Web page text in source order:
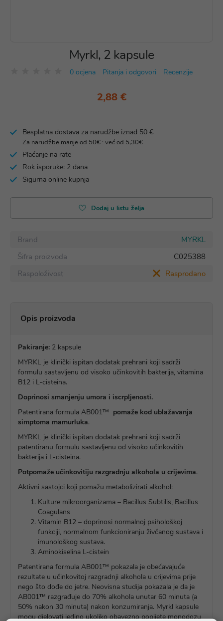
Myrkl, 2 kapsule
0 ocjena Pitanja i odgovori Recenzije
2,88 €
Besplatna dostava za narudžbe iznad 50 €
Za narudžbe manje od 50€ : već od 5,30€
Plaćanje na rate
Rok isporuke: 2 dana
Sigurna online kupnja
Dodaj u listu želja
Brand
MYRKL
Šifra proizvoda
C025388
Raspoloživost
Rasprodano
Opis proizvoda
Pakiranje: 2 kapsule
MYRKL je klinički ispitan dodatak prehrani koji sadrži
formulu sastavljenu od visoko učinkovitih bakterija, vitamina
B12 i L-cisteina.
Doprinosi smanjenju umora i iscrpljenosti.
Patentirana formula AB001™ pomaže kod ublažavanja
simptoma mamurluka.
MYRKL je klinički ispitan dodatak prehrani koji sadrži
patentiranu formulu sastavljenu od visoko učinkovitih
bakterija i L-cisteina.
Potpomaže učinkovitiju razgradnju alkohola u crijevima.
Aktivni sastojci koji pomažu metabolizirati alkohol:
Kulture mikroorganizama – Bacillus Subtilis, Bacillus
Coagulans
Vitamin B12 – doprinosi normalnoj psihološkoj
funkciji, normalnom funkcioniranju živčanog sustava i
imunološkog sustava.
Aminokiselina L-cistein
Patentirana formula AB001™ pokazala je obećavajuće
rezultate u učinkovitoj razgradnji alkohola u crijevima prije
nego što dođe do jetre. Neovisna studija pokazala je da je
AB001™ razgrađuje do 70% alkohola unutar 60 minuta (a
50% nakon 30 minuta) nakon konzumiranja. Myrkl kapsule
mogu djelovati jedino ukoliko obavezno popijete monodozu